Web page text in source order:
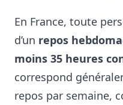
En France, toute
d’un repos
moins 35 heures
correspond
repos par semaine,